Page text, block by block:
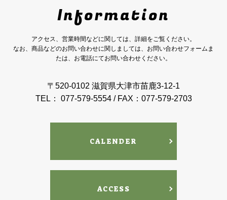
Information
アクセス、営業時間などに関しては、詳細をご覧ください。
なお、商品などのお問い合わせに関しましては、お問い合わせフォームま
たは、お電話にてお問い合わせください。
〒520-0102 滋賀県大津市苗鹿3-12-1
TEL： 077-579-5554 / FAX：077-579-2703
CALENDER
ACCESS